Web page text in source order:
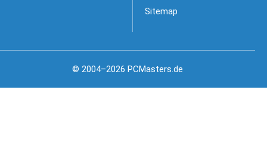
Sitemap
© 2004–2026 PCMasters.de